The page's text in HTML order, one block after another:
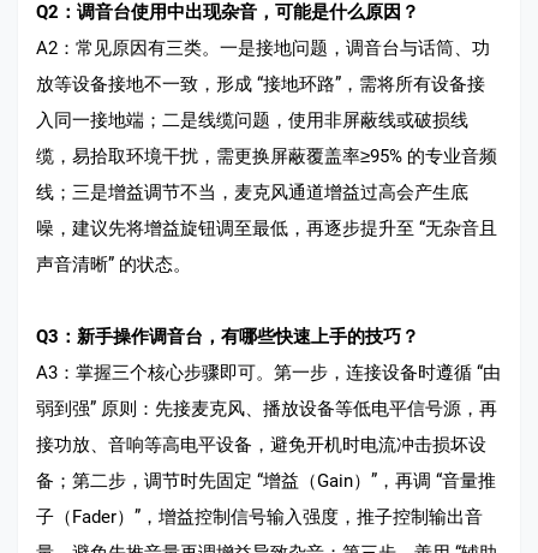
Q2：调音台使用中出现杂音，可能是什么原因？
A2：常见原因有三类。一是接地问题，调音台与话筒、功
放等设备接地不一致，形成 “接地环路”，需将所有设备接
入同一接地端；二是线缆问题，使用非屏蔽线或破损线
缆，易拾取环境干扰，需更换屏蔽覆盖率≥95% 的专业音频
线；三是增益调节不当，麦克风通道增益过高会产生底
噪，建议先将增益旋钮调至最低，再逐步提升至 “无杂音且
声音清晰” 的状态。
Q3：新手操作调音台，有哪些快速上手的技巧？
A3：掌握三个核心步骤即可。第一步，连接设备时遵循 “由
弱到强” 原则：先接麦克风、播放设备等低电平信号源，再
接功放、音响等高电平设备，避免开机时电流冲击损坏设
备；第二步，调节时先固定 “增益（Gain）”，再调 “音量推
子（Fader）”，增益控制信号输入强度，推子控制输出音